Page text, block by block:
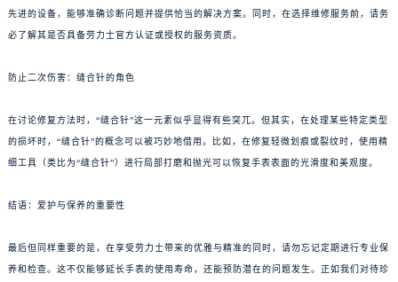
先进的设备，能够准确诊断问题并提供恰当的解决方案。同时，在选择维修服务前，请务
必了解其是否具备劳力士官方认证或授权的服务资质。
防止二次伤害：缝合针的角色
在讨论修复方法时，“缝合针”这一元素似乎显得有些突兀。但其实，在处理某些特定类型
的损坏时，“缝合针”的概念可以被巧妙地借用。比如，在修复轻微划痕或裂纹时，使用精
细工具（类比为“缝合针”）进行局部打磨和抛光可以恢复手表表面的光滑度和美观度。
结语：爱护与保养的重要性
最后但同样重要的是，在享受劳力士带来的优雅与精准的同时，请勿忘记定期进行专业保
养和检查。这不仅能够延长手表的使用寿命，还能预防潜在的问题发生。正如我们对待珍